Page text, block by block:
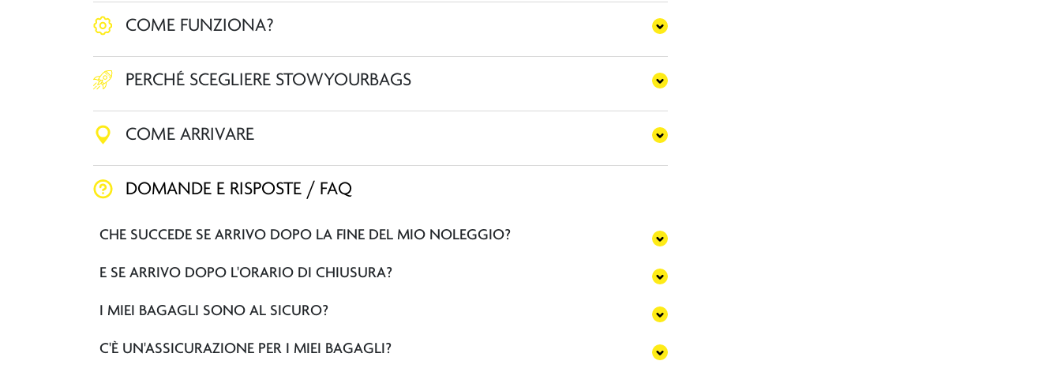
COME FUNZIONA?
PERCHÉ SCEGLIERE STOWYOURBAGS
COME ARRIVARE
DOMANDE E RISPOSTE / FAQ
CHE SUCCEDE SE ARRIVO DOPO LA FINE DEL MIO NOLEGGIO?
E SE ARRIVO DOPO L'ORARIO DI CHIUSURA?
I MIEI BAGAGLI SONO AL SICURO?
C'È UN'ASSICURAZIONE PER I MIEI BAGAGLI?